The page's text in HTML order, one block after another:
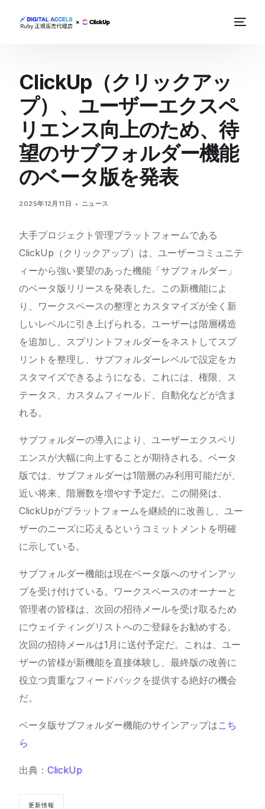
ClickUp（クリックアッ
プ）、ユーザーエクスペ
リエンス向上のため、待
望のサブフォルダー機能
のベータ版を発表
2025年12月11日 ニュース
大手プロジェクト管理プラットフォームである
ClickUp（クリックアップ）は、ユーザーコミュニテ
ィーから強い要望のあった機能「サブフォルダー」
のベータ版リリースを発表した。この新機能によ
り、ワークスペースの整理とカスタマイズが全く新
しいレベルに引き上げられる。ユーザーは階層構造
を追加し、スプリントフォルダーをネストしてスプ
リントを整理し、サブフォルダーレベルで設定をカ
スタマイズできるようになる。これには、権限、ス
テータス、カスタムフィールド、自動化などが含ま
れる。
サブフォルダーの導入により、ユーザーエクスペリ
エンスが大幅に向上することが期待される。ベータ
版では、サブフォルダーは1階層のみ利用可能だが、
近い将来、階層数を増やす予定だ。この開発は、
ClickUpがプラットフォームを継続的に改善し、ユー
ザーのニーズに応えるというコミットメントを明確
に示している。
サブフォルダー機能は現在ベータ版へのサインアッ
プを受け付けている。ワークスペースのオーナーと
管理者の皆様は、次回の招待メールを受け取るため
にウェイティングリストへのご登録をお勧めする。
次回の招待メールは1月に送付予定だ。これは、ユー
ザーの皆様が新機能を直接体験し、最終版の改善に
役立つ貴重なフィードバックを提供する絶好の機会
だ。
ベータ版サブフォルダー機能のサインアップはこち
ら
出典：ClickUp
更新情報